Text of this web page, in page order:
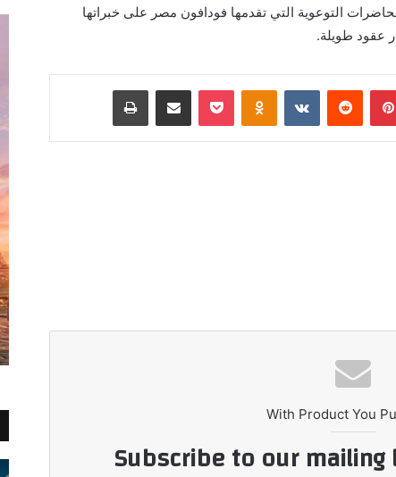
التوعوية التي تقدمها فودافون مصر على خبراتها
عقود طويلة.
بينتيريست Odnoklassniki
‫Pocket مشاركة عبر البريد طباعة
With Product You
Subscribe to our